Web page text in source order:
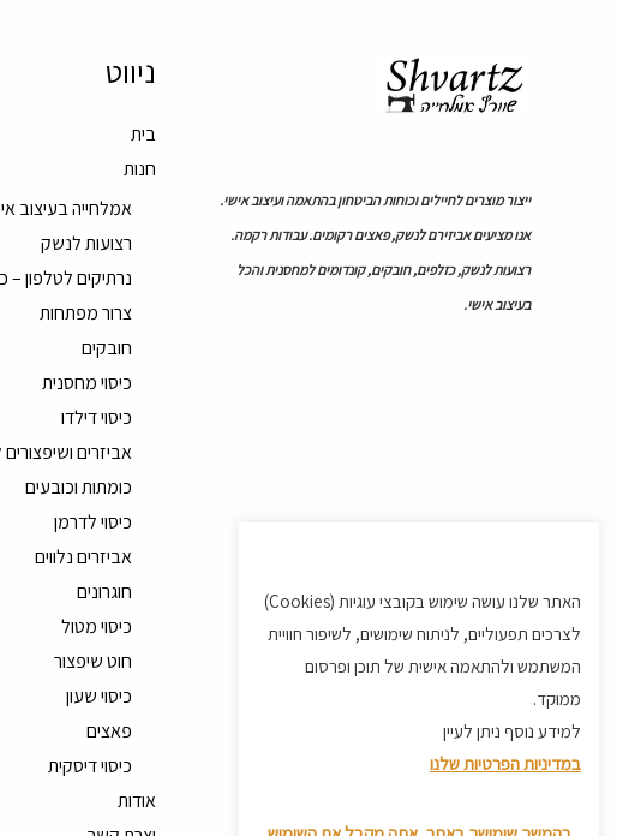
ייצור מוצרים לחיילים וכוחות הביטחון בהתאמה ועיצוב אישי.
אנו מציעים אביזירם לנשק, פאצים רקומים. עבודות רקמה.
רצועות לנשק, כזלפים, חובקים, קונדומים למחסנית והכל
בעיצוב אישי.
ניווט
בית
חנות
אמלחייה בעיצוב
רצועות לנשק
נרתיקים לטלפון –
צרור מפתחות
חובקים
כיסוי מחסנית
כיסוי דילדו
אביזרים
כומתות וכובעים
כיסוי לדרמן
אביזרים נלווים
חוגרונים
כיסוי מטול
חוט שיפצור
כיסוי שעון
פאצים
כיסוי דיסקית
אודות
האתר שלנו עושה שימוש בקובצי עוגיות (Cookies)
לצרכים תפעוליים, לניתוח שימושים, לשיפור חוויית
המשתמש ולהתאמה אישית של תוכן ופרסום
ממוקד.
למידע נוסף ניתן לעיין
במדיניות הפרטיות שלנו